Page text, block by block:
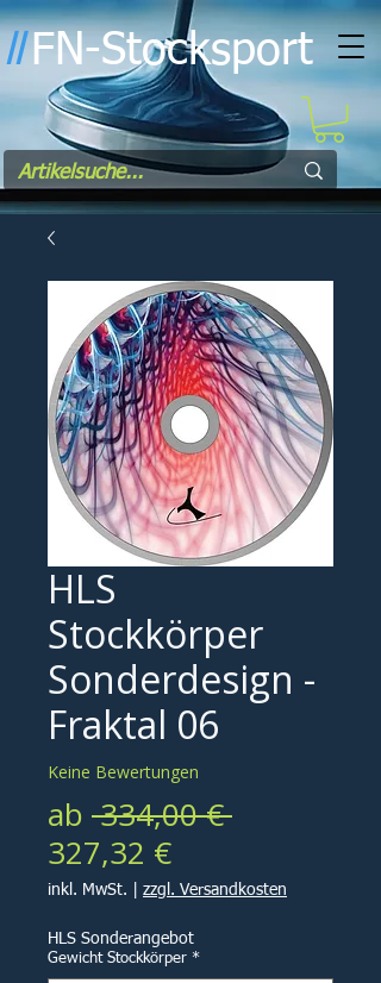
ll FN-Stocksport
HLS
Stockkörper
Sonderdesign -
Fraktal 06
Keine Bewertungen
ab 334,00 €
327,32 €Sale-
Preis
inkl. MwSt. zzgl. Versandkosten
HLS Sonderangebot
Gewicht Stockkörper *